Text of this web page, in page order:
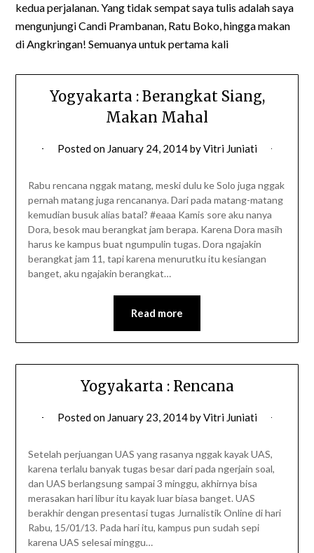
kedua perjalanan. Yang tidak sempat saya tulis adalah saya
mengunjungi Candi Prambanan, Ratu Boko, hingga makan
di Angkringan! Semuanya untuk pertama kali
Yogyakarta : Berangkat Siang,
Makan Mahal
Posted on January 24, 2014byVitri Juniati
Rabu rencana nggak matang, meski dulu ke Solo juga nggak
pernah matang juga rencananya. Dari pada matang-matang
kemudian busuk alias batal? #eaaa Kamis sore aku nanya
Dora, besok mau berangkat jam berapa. Karena Dora masih
harus ke kampus buat ngumpulin tugas. Dora ngajakin
berangkat jam 11, tapi karena menurutku itu kesiangan
banget, aku ngajakin berangkat…
Read more
Yogyakarta : Rencana
Posted on January 23, 2014byVitri Juniati
Setelah perjuangan UAS yang rasanya nggak kayak UAS,
karena terlalu banyak tugas besar dari pada ngerjain soal,
dan UAS berlangsung sampai 3 minggu, akhirnya bisa
merasakan hari libur itu kayak luar biasa banget. UAS
berakhir dengan presentasi tugas Jurnalistik Online di hari
Rabu, 15/01/13. Pada hari itu, kampus pun sudah sepi
karena UAS selesai minggu…